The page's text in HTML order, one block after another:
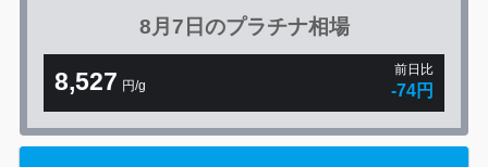
8月7日のプラチナ相場
8,527 円/g
前日比
-74円